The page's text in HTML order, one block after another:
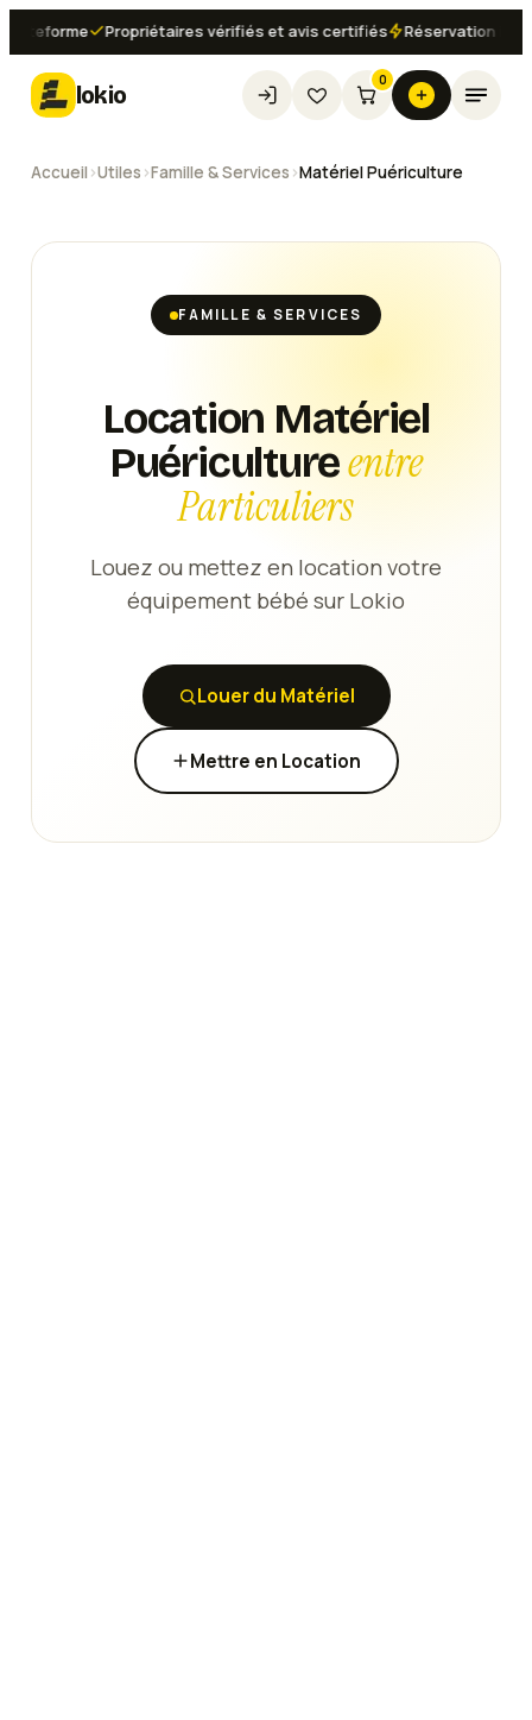
Propriétaires vérifiés et avis certifiés Réservation
lokio
0
Accueil ›Utiles ›Famille & Services ›Matériel Puériculture
FAMILLE & SERVICES
Location Matériel
Puéricultureentre
Particuliers
Louez ou mettez en location votre
équipement bébé sur Lokio
Louer du Matériel
Mettre en Location